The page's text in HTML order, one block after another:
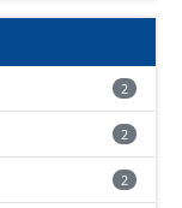
2
2
2